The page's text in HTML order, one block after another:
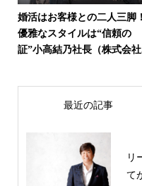
婚活はお客様との二人三脚！
優雅なスタイルは“信頼の
証”小高結乃社長（株式会
最近の記事
リ
て